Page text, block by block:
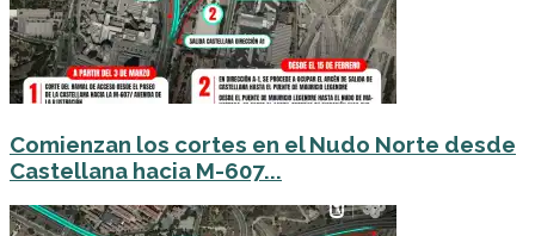
Comienzan los cortes en el Nudo Norte desde
Castellana hacia M-607...